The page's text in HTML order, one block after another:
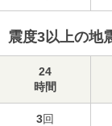
震度3以上の地
24
時間
3回